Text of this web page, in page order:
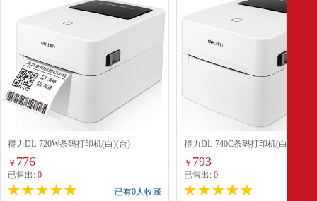
得力DL-720W条码打印机(白)(台)
￥ 776
已售出: 0
已有0人收藏
得力DL-740C条码打印机(白)
￥ 793
已售出:0